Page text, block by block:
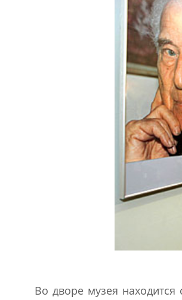
Во дворе музея